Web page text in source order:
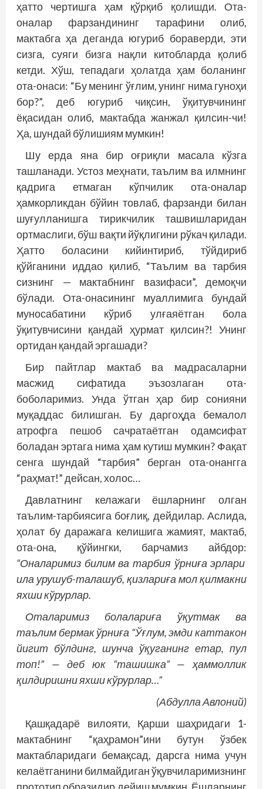
ҳатто чертишга ҳам қўрқиб қолишди. Ота-
оналар фарзандининг тарафини олиб,
мактабга ҳа деганда югуриб бораверди, эти
сизга, суяги бизга нақли китобларда қолиб
кетди. Хўш, тепадаги ҳолатда ҳам боланинг
ота-онаси: “Бу менинг ўғлим, унинг нима гуноҳи
бор?”, деб югуриб чиқсин, ўқитувчининг
ёқасидан олиб, мактабда жанжал қилсин-чи!
Ҳа, шундай бўлишиям мумкин!
Шу ерда яна бир оғриқли масала кўзга
ташланади. Устоз меҳнати, таълим ва илмнинг
қадрига етмаган кўпчилик ота-оналар
ҳамкорликдан бўйин товлаб, фарзанди билан
шуғулланишга тирикчилик ташвишларидан
ортмаслиги, бўш вақти йўқлигини рўкач қилади.
Ҳатто боласини кийинтириб, тўйдириб
қўйганини иддао қилиб, “Таълим ва тарбия
сизнинг — мактабнинг вазифаси”, демоқчи
бўлади. Ота-онасининг муаллимига бундай
муносабатини кўриб улғаяётган бола
ўқитувчисини қандай ҳурмат қилсин?! Унинг
ортидан қандай эргашади?
Бир пайтлар мактаб ва мадраса­ларни
масжид сифатида эъзозлаган ота-
боболаримиз. Унда ўтган ҳар бир сонияни
муқаддас билишган. Бу даргоҳда бемалол
атрофга пешоб сачратаётган одамсифат
боладан эртага нима ҳам кутиш мумкин? Фақат
сенга шундай “тарбия” берган ота-онангга
“раҳмат!” дейсан, холос…
Давлатнинг келажаги ёшларнинг олган
таълим-тарбиясига боғлиқ, дей­дилар. Аслида,
ҳолат бу даражага келишига жамият, мактаб,
ота-она, қўйингки, барчамиз айбдор:
“Оналаримиз билим ва тарбия ўрниға эрлари
ила урушуб-талашуб, қизлариға мол қилмакни
яхши кўрурлар.
Оталаримиз болалариға ўқутмак ва
таълим бермак ўрниға “Ўғлум, эмди каттакон
йигит бўлдинг, шунча ўқуганинг етар, пул
топ!” — деб юк “ташишка” — ҳаммоллик
қилдиришни яхши кўрурлар…”
(Абдулла Авлоний)
Қашқадарё вилояти, Қарши шаҳридаги 1-
мактабнинг “қаҳрамон”ини бутун ўзбек
мактабларидаги бемақсад, дарсга нима учун
келаётганини билмайдиган ўқувчиларимизнинг